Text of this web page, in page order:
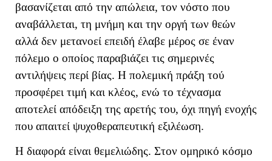
βασανίζεται από την απώλεια, τον νόστο που
αναβάλλεται, τη μνήμη και την οργή των θεών
αλλά δεν μετανοεί επειδή έλαβε μέρος σε έναν
πόλεμο ο οποίος παραβιάζει τις σημερινές
αντιλήψεις περί βίας. Η πολεμική πράξη τού
προσφέρει τιμή και κλέος, ενώ το τέχνασμα
αποτελεί απόδειξη της αρετής του, όχι πηγή ενοχής
που απαιτεί ψυχοθεραπευτική εξιλέωση.
Η διαφορά είναι θεμελιώδης. Στον ομηρικό κόσμο